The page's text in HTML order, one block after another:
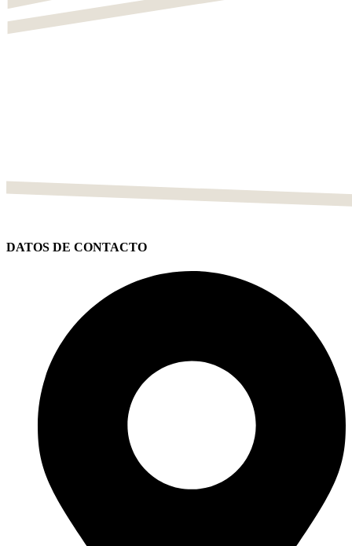
DATOS DE CONTACTO